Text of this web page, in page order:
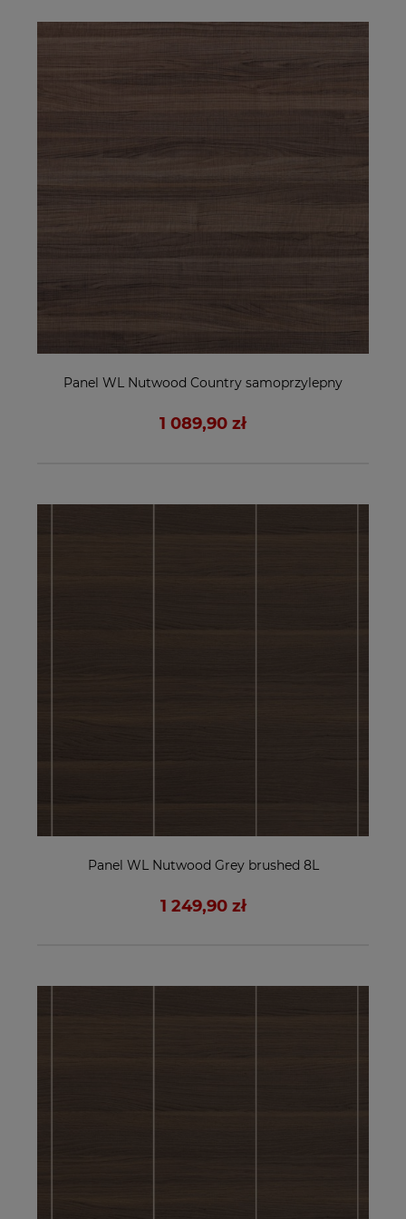
Panel WL Nutwood Country samoprzylepny
1 089,90 zł
Panel WL Nutwood Grey brushed 8L
1 249,90 zł